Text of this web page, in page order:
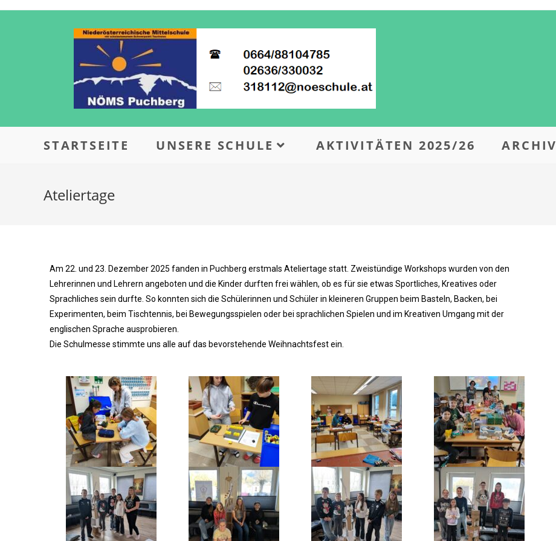
STARTSEITE UNSERE SCHULE AKTIVITÄTEN 2025/26 ARCHIV
Ateliertage
Am 22. und 23. Dezember 2025 fanden in Puchberg erstmals Ateliertage statt. Zweistündige Workshops wurden von den
Lehrerinnen und Lehrern angeboten und die Kinder durften frei wählen, ob es für sie etwas Sportliches, Kreatives oder
Sprachliches sein durfte. So konnten sich die Schülerinnen und Schüler in kleineren Gruppen beim Basteln, Backen, bei
Experimenten, beim Tischtennis, bei Bewegungsspielen oder bei sprachlichen Spielen und im Kreativen Umgang mit der
englischen Sprache ausprobieren.
Die Schulmesse stimmte uns alle auf das bevorstehende Weihnachtsfest ein.